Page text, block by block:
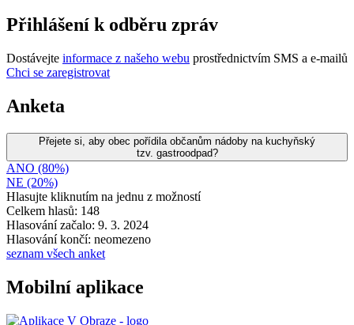
Přihlášení k odběru zpráv
Dostávejte informace z našeho webu prostřednictvím SMS a e-mailů
Chci se zaregistrovat
Anketa
Přejete si, aby obec pořídila občanům nádoby na kuchyňský
tzv. gastroodpad?
ANO (80%)
NE (20%)
Hlasujte kliknutím na jednu z možností
Celkem hlasů: 148
Hlasování začalo: 9. 3. 2024
Hlasování končí: neomezeno
seznam všech anket
Mobilní aplikace